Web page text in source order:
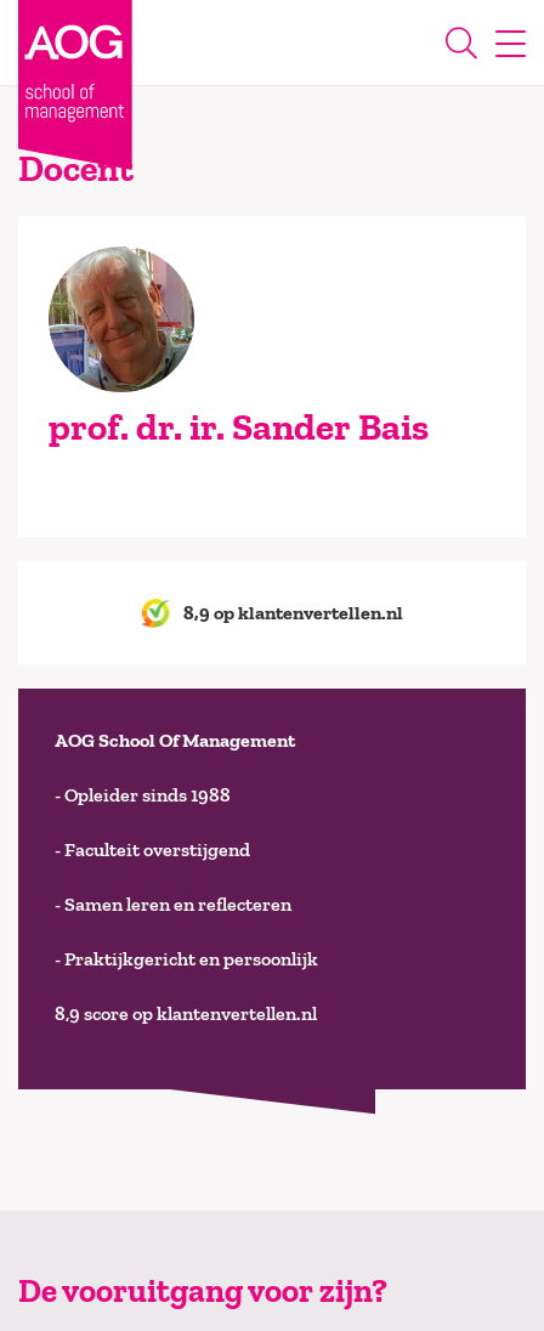
Docent
prof. dr. ir. Sander Bais
8,9 op klantenvertellen.nl
AOG School Of Management
- Opleider sinds 1988
- Faculteit overstijgend
- Samen leren en reflecteren
- Praktijkgericht en persoonlijk
8,9 score op klantenvertellen.nl
De vooruitgang voor zijn?